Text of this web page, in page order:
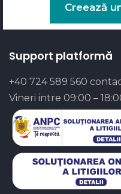
Creează
Support platformă
+40 724 589 560
Vineri intre 09:00 –